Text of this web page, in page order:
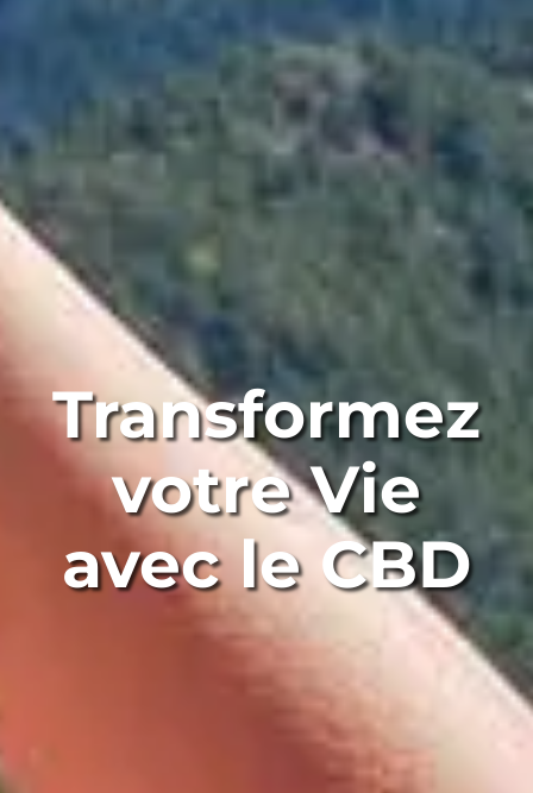
Transformez
votre Vie
avec le CBD